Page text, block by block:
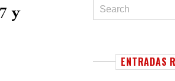
y
ENTRADAS